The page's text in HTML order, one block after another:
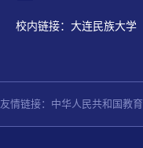
校内链接： 大连民族大学
友情链接： 中华人民共和国教